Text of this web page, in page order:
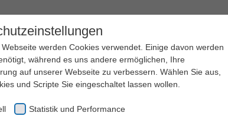
und Seminare
werden Cookies verwendet. Einige davon werden
während es uns andere ermöglichen, Ihre
auf unserer Webseite zu verbessern. Wählen Sie aus,
und Scripte Sie eingeschaltet lassen wollen.
Statistik und Performance